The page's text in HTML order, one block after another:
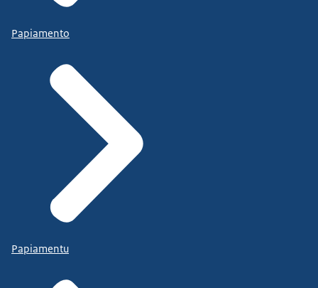
Papiamento
Papiamentu